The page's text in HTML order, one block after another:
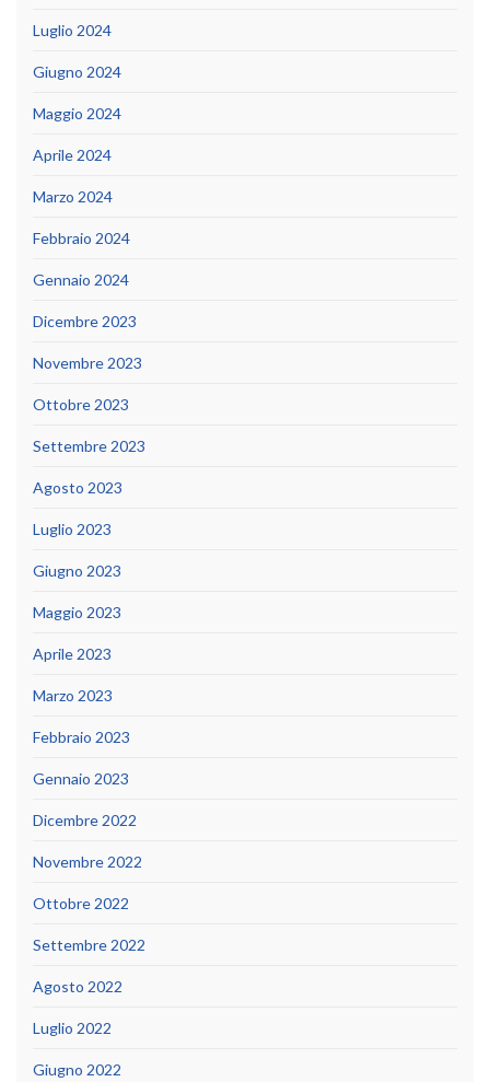
Luglio 2024
Giugno 2024
Maggio 2024
Aprile 2024
Marzo 2024
Febbraio 2024
Gennaio 2024
Dicembre 2023
Novembre 2023
Ottobre 2023
Settembre 2023
Agosto 2023
Luglio 2023
Giugno 2023
Maggio 2023
Aprile 2023
Marzo 2023
Febbraio 2023
Gennaio 2023
Dicembre 2022
Novembre 2022
Ottobre 2022
Settembre 2022
Agosto 2022
Luglio 2022
Giugno 2022